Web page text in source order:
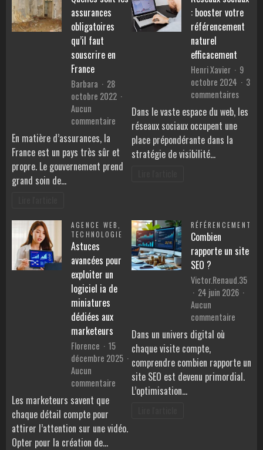
assurances
obligatoires
qu’il faut
souscrire en
France
Barbara
28
octobre 2022
Aucun
commentaire
Quelles
les
assurances
souscrire
en
France
En matière d’assurances, la
France est un pays très sûr et
propre. Le gouvernement prend
grand soin de…
: booster votre
référencement
naturel
efficacement
Henri Xavier
9
octobre 2024
3
commentairessur
sociaux
Dans le vaste espace du web, les
réseaux sociaux occupent une
place prépondérante dans la
stratégie de visibilité…
AGENCE WEB,
TECHNOLOGIE
Astuces
avancées pour
exploiter un
logiciel ia de
miniatures
dédiées aux
marketeurs
Florence
15
décembre 2025
Aucun
commentaire
Astuces
exploiter
Les marketeurs savent que
chaque détail compte pour
attirer l’attention sur une vidéo.
Opter pour la création de…
RÉFÉRENCEMENT
Combien
rapporte un site
SEO ?
Victor.Renaud.35
24 juin 2026
Aucun
commentaire
site
SEO
Dans un univers digital où
chaque visite compte,
comprendre combien rapporte un
site SEO est devenu primordial.
L’optimisation…